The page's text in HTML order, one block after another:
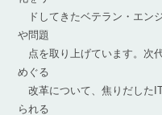
ドしてきたベテラン・エン
や問題
点を取り上げています。次
めぐる
改革について、焦りだした
られる